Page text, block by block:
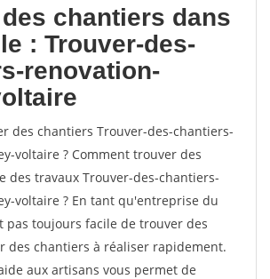
chantiers dans
: Trouver-des-
renovation-
des chantiers Trouver-des-chantiers-
voltaire ? Comment trouver des
des travaux Trouver-des-chantiers-
voltaire ? En tant qu'entreprise du
pas toujours facile de trouver des
des chantiers à réaliser rapidement.
aux artisans vous permet de